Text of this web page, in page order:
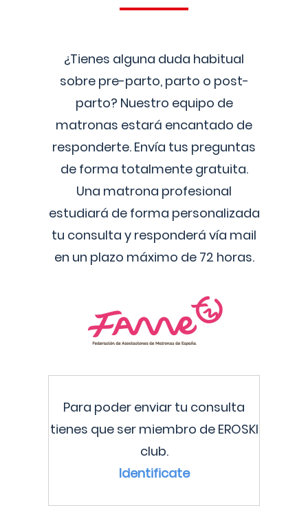
¿Tienes alguna duda habitual
sobre pre-parto, parto o post-
parto? Nuestro equipo de
matronas estará encantado de
responderte. Envía tus preguntas
de forma totalmente gratuita.
Una matrona profesional
estudiará de forma personalizada
tu consulta y responderá vía mail
en un plazo máximo de 72 horas.
Para poder enviar tu consulta
tienes que ser miembro de EROSKI
club.
Identificate